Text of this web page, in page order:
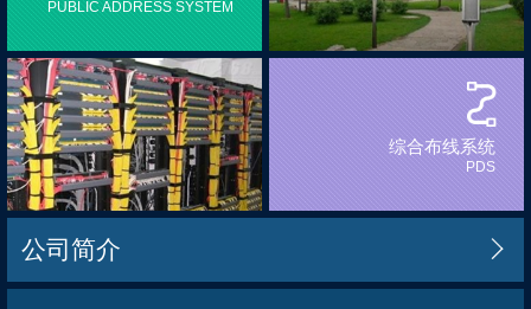
PUBLIC ADDRESS SYSTEM
综合布线系统
PDS
公司简介 